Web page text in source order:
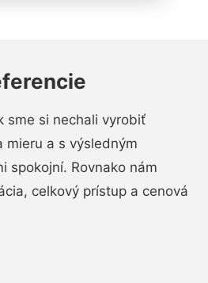
sme si nechali vyrobiť
mieru a s výsledným
spokojní. Rovnako nám
celkový prístup a cenová